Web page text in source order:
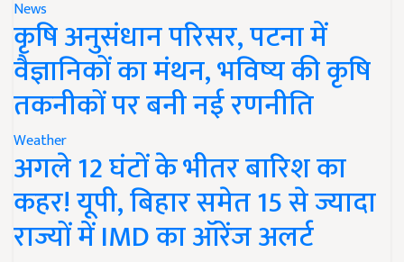
News
कृषि अनुसंधान परिसर, पटना में
वैज्ञानिकों का मंथन, भविष्य की कृषि
तकनीकों पर बनी नई रणनीति
Weather
अगले 12 घंटों के भीतर बारिश का
कहर! यूपी, बिहार समेत 15 से ज्यादा
राज्यों में IMD का ऑरेंज अलर्ट